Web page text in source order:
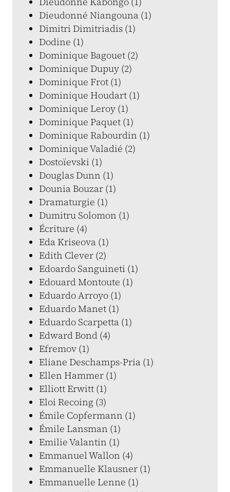
Dieudonné Niangouna (1)
Dimitri Dimitriadis (1)
Dodine (1)
Dominique Bagouet (2)
Dominique Dupuy (2)
Dominique Frot (1)
Dominique Houdart (1)
Dominique Leroy (1)
Dominique Paquet (1)
Dominique Rabourdin (1)
Dominique Valadié (2)
Dostoïevski (1)
Douglas Dunn (1)
Dounia Bouzar (1)
Dramaturgie (1)
Dumitru Solomon (1)
Écriture (4)
Eda Kriseova (1)
Edith Clever (2)
Edoardo Sanguineti (1)
Edouard Montoute (1)
Eduardo Arroyo (1)
Eduardo Manet (1)
Eduardo Scarpetta (1)
Edward Bond (4)
Efremov (1)
Eliane Deschamps-Pria (1)
Ellen Hammer (1)
Elliott Erwitt (1)
Eloi Recoing (3)
Émile Copfermann (1)
Émile Lansman (1)
Emilie Valantin (1)
Emmanuel Wallon (4)
Emmanuelle Klausner (1)
Emmanuelle Lenne (1)